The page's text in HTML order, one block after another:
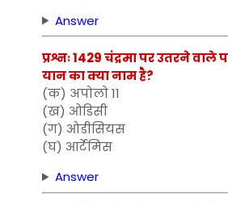
Answer
प्रश्नः 1429 चंद्रमा पर उतरने वाले
यान का क्या नाम है?
(क) अपोलो 11
(ख) ओडिसी
(ग) ओडीसियस
(घ) आर्टेमिस
Answer